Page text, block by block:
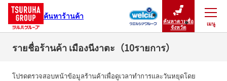
ค้นหาร้านค้า
ค้นหาตามชื่อ
จังหวัด
เมนู
ปิดเมนู
รายชื่อร้านค้า เมืองนีงาตะ（10รายการ）
โปรดตรวจสอบหน้าข้อมูลร้านค้าเพื่อดูเวลาทำการและวันหยุดโดย